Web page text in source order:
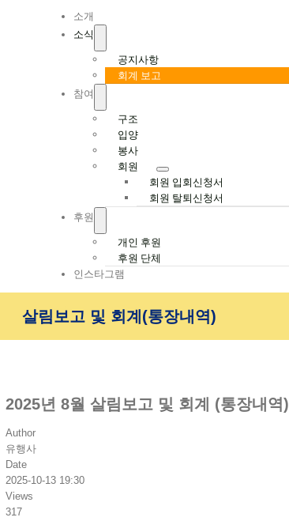
Navigation
소개
소식
공지사항
회계 보고
참여
구조
입양
봉사
회원
회원 입회신청서
회원 탈퇴신청서
후원
개인 후원
후원 단체
인스타그램
살림보고 및 회계(통장내역)
2025년 8월 살림보고 및 회계 (통장내역)
Author
유행사
Date
2025-10-13 19:30
Views
317